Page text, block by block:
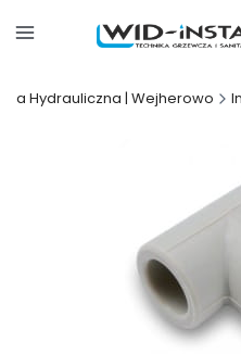
Hydrauliczna | Wejherowo